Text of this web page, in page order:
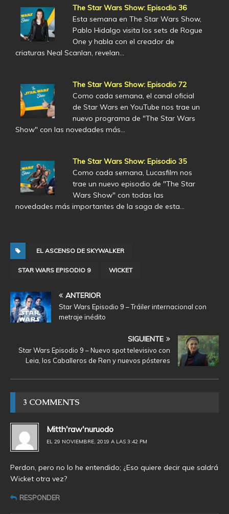
The Star Wars Show: Episodio 36
Esta semana en The Star Wars Show,
Pablo Hidalgo visita los sets de Rogue
One y habla con el creador de
criaturas Neal Scanlan, revelan…
The Star Wars Show: Episodio 72
Como cada semana, el canal oficial
de Star Wars en YouTube nos trae un
nuevo programa de "The Star Wars
Show" con las novedades más…
The Star Wars Show: Episodio 35
Como cada semana, Lucasfilm nos
trae un nuevo episodio de "The Star
Wars Show" con todas las
novedades más importantes de la saga de esta…
EL ASCENSO DE SKYWALKER
STAR WARS EPISODIO 9 WICKET
ANTERIOR
Star Wars Episodio 9 – Tráiler internacional con
metraje inédito
SIGUIENTE
Star Wars Episodio 9 – Nuevo spot televisivo con
Leia, los Caballeros de Ren y nuevos pósteres
3 COMMENTS
Mitth'raw'nuruodo
EL 29 NOVIEMBRE, 2019 A LAS 3:42 PM
Perdon, pero no lo he entendido; ¿Eso quiere decir que saldrá
Wicket otra vez?
RESPONDER